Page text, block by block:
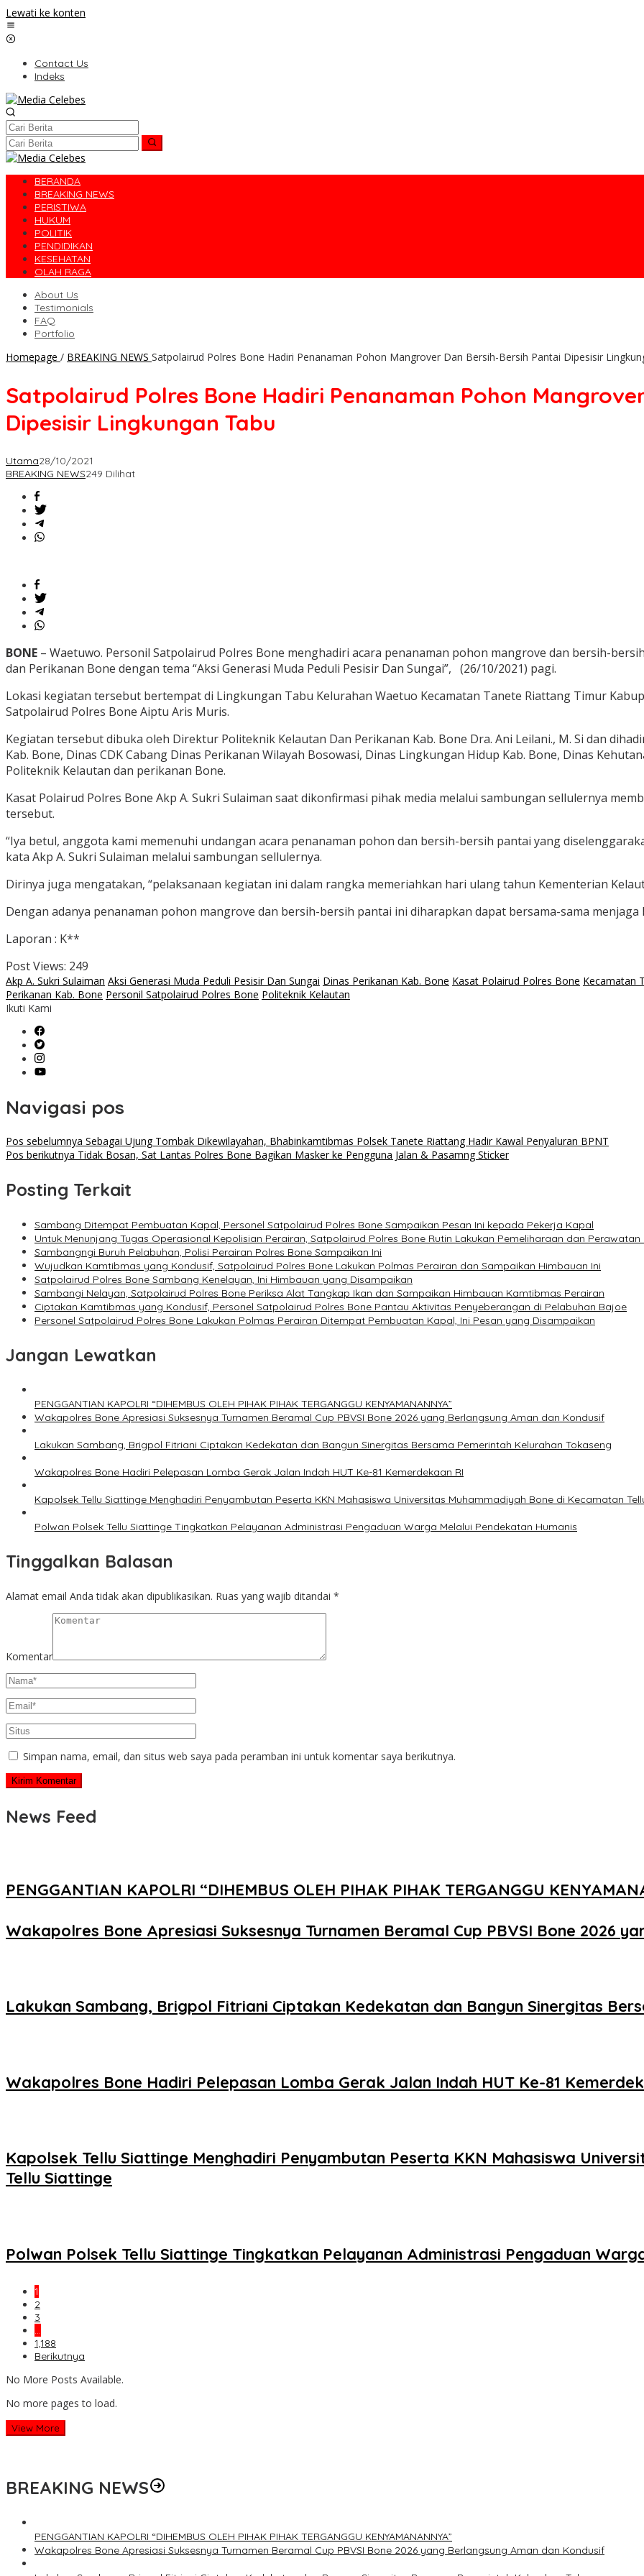
Lewati ke konten
Contact Us
Indeks
BERANDA
BREAKING NEWS
PERISTIWA
HUKUM
POLITIK
PENDIDIKAN
KESEHATAN
OLAH RAGA
About Us
Testimonials
FAQ
Portfolio
Homepage / BREAKING NEWS Satpolairud Polres Bone Hadiri Penanaman Pohon Mangrover Dan Bersih-Bersih Pantai Dipesisir
Satpolairud Polres Bone Hadiri Penanaman Pohon
Dipesisir Lingkungan Tabu
Utama28/10/2021
BREAKING NEWS249 Dilihat
BONE – Waetuwo. Personil Satpolairud Polres Bone menghadiri acara penanaman pohon mangrove dan bersih-
dan Perikanan Bone dengan tema “Aksi Generasi Muda Peduli Pesisir Dan Sungai”, (26/10/2021) pagi.
Lokasi kegiatan tersebut bertempat di Lingkungan Tabu Kelurahan Waetuo Kecamatan Tanete Riattang Timur
Satpolairud Polres Bone Aiptu Aris Muris.
Kegiatan tersebut dibuka oleh Direktur Politeknik Kelautan Dan Perikanan Kab. Bone Dra. Ani Leilani., M. Si dan
Kab. Bone, Dinas CDK Cabang Dinas Perikanan Wilayah Bosowasi, Dinas Lingkungan Hidup Kab. Bone, Dinas
Politeknik Kelautan dan perikanan Bone.
Kasat Polairud Polres Bone Akp A. Sukri Sulaiman saat dikonfirmasi pihak media melalui sambungan sellulernya
tersebut.
“Iya betul, anggota kami memenuhi undangan acara penanaman pohon dan bersih-bersih pantai yang
kata Akp A. Sukri Sulaiman melalui sambungan sellulernya.
Dirinya juga mengatakan, “pelaksanaan kegiatan ini dalam rangka memeriahkan hari ulang tahun Kementerian
Dengan adanya penanaman pohon mangrove dan bersih-bersih pantai ini diharapkan dapat bersama-sama
Laporan : K**
Post Views: 249
Akp A. Sukri Sulaiman Aksi Generasi Muda Peduli Pesisir Dan Sungai Dinas Perikanan Kab. Bone Kasat Polairud Polres Bone Kecamatan
Perikanan Kab. Bone Personil Satpolairud Polres Bone Politeknik Kelautan
Ikuti Kami
Navigasi pos
Pos sebelumnya Sebagai Ujung Tombak Dikewilayahan, Bhabinkamtibmas Polsek Tanete Riattang Hadir Kawal Penyaluran BPNT
Pos berikutnya Tidak Bosan, Sat Lantas Polres Bone Bagikan Masker ke Pengguna Jalan & Pasamng Sticker
Posting Terkait
Sambang Ditempat Pembuatan Kapal, Personel Satpolairud Polres Bone Sampaikan Pesan Ini kepada Pekerja Kapal
Untuk Menunjang Tugas Operasional Kepolisian Perairan, Satpolairud Polres Bone Rutin Lakukan Pemeliharaan dan Perawatan
Sambangngi Buruh Pelabuhan, Polisi Perairan Polres Bone Sampaikan Ini
Wujudkan Kamtibmas yang Kondusif, Satpolairud Polres Bone Lakukan Polmas Perairan dan Sampaikan Himbauan Ini
Satpolairud Polres Bone Sambang Kenelayan, Ini Himbauan yang Disampaikan
Sambangi Nelayan, Satpolairud Polres Bone Periksa Alat Tangkap Ikan dan Sampaikan Himbauan Kamtibmas Perairan
Ciptakan Kamtibmas yang Kondusif, Personel Satpolairud Polres Bone Pantau Aktivitas Penyeberangan di Pelabuhan Bajoe
Personel Satpolairud Polres Bone Lakukan Polmas Perairan Ditempat Pembuatan Kapal, Ini Pesan yang Disampaikan
Jangan Lewatkan
PENGGANTIAN KAPOLRI “DIHEMBUS OLEH PIHAK PIHAK TERGANGGU KENYAMANANNYA”
Wakapolres Bone Apresiasi Suksesnya Turnamen Beramal Cup PBVSI Bone 2026 yang Berlangsung Aman dan Kondusif
Lakukan Sambang, Brigpol Fitriani Ciptakan Kedekatan dan Bangun Sinergitas Bersama Pemerintah Kelurahan Tokaseng
Wakapolres Bone Hadiri Pelepasan Lomba Gerak Jalan Indah HUT Ke-81 Kemerdekaan RI
Kapolsek Tellu Siattinge Menghadiri Penyambutan Peserta KKN Mahasiswa Universitas Muhammadiyah Bone di Kecamatan
Polwan Polsek Tellu Siattinge Tingkatkan Pelayanan Administrasi Pengaduan Warga Melalui Pendekatan Humanis
Tinggalkan Balasan
Alamat email Anda tidak akan dipublikasikan. Ruas yang wajib ditandai *
Komentar
Simpan nama, email, dan situs web saya pada peramban ini untuk komentar saya berikutnya.
News Feed
PENGGANTIAN KAPOLRI “DIHEMBUS OLEH PIHAK PIHAK TERGANGGU
Wakapolres Bone Apresiasi Suksesnya Turnamen Beramal Cup PBVSI Bone 2026
Lakukan Sambang, Brigpol Fitriani Ciptakan Kedekatan dan Bangun Sinergitas
Wakapolres Bone Hadiri Pelepasan Lomba Gerak Jalan Indah HUT Ke-81
Kapolsek Tellu Siattinge Menghadiri Penyambutan Peserta KKN Mahasiswa
Tellu Siattinge
Polwan Polsek Tellu Siattinge Tingkatkan Pelayanan Administrasi Pengaduan
1
2
3
…
1,188
Berikutnya
No More Posts Available.
No more pages to load.
View More
BREAKING NEWS
PENGGANTIAN KAPOLRI “DIHEMBUS OLEH PIHAK PIHAK TERGANGGU KENYAMANANNYA”
Wakapolres Bone Apresiasi Suksesnya Turnamen Beramal Cup PBVSI Bone 2026 yang Berlangsung Aman dan Kondusif